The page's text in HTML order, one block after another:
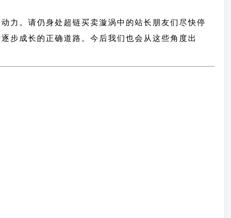
力。请仍身处超链买卖漩涡中的站长朋友们尽快停
步成长的正确道路。今后我们也会从这些角度出